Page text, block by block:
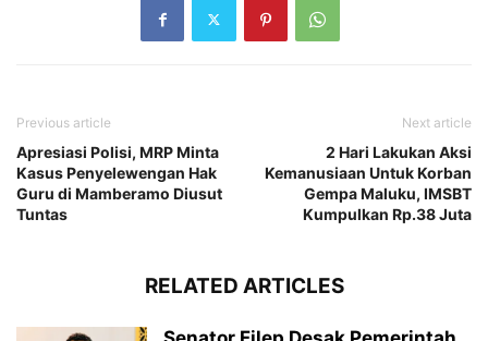
Previous article
Apresiasi Polisi, MRP Minta
Kasus Penyelewengan Hak
Guru di Mamberamo Diusut
Tuntas
Next article
2 Hari Lakukan Aksi
Kemanusiaan Untuk Korban
Gempa Maluku, IMSBT
Kumpulkan Rp.38 Juta
RELATED ARTICLES